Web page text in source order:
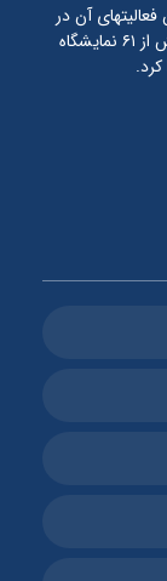
فعالیتهای آن در
کانون جهانگردی ادامه یافت و طی ۱۱ سال در بیش از ۶۱ نمایشگاه